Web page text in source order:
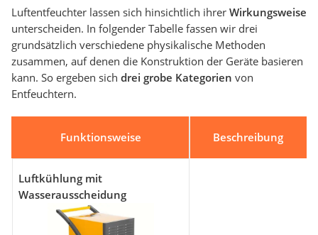
Luftentfeuchter lassen sich hinsichtlich ihrer Wirkungsweise
unterscheiden. In folgender Tabelle fassen wir drei
grundsätzlich verschiedene physikalische Methoden
zusammen, auf denen die Konstruktion der Geräte basieren
kann. So ergeben sich drei grobe Kategorien von
Entfeuchtern.
Funktionsweise Beschreibung
Luftkühlung mit
Wasserausscheidung